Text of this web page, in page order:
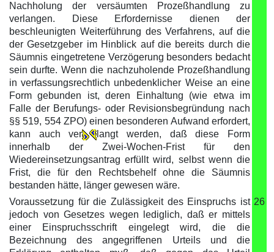
Nachholung der versäumten Prozeßhandlung zu
verlangen. Diese Erfordernisse dienen der
beschleunigten Weiterführung des Verfahrens, auf die
der Gesetzgeber im Hinblick auf die bereits durch die
Säumnis eingetretene Verzögerung besonders bedacht
sein durfte. Wenn die nachzuholende Prozeßhandlung
in verfassungsrechtlich unbedenklicher Weise an eine
Form gebunden ist, deren Einhaltung (wie etwa im
Falle der Berufungs- oder Revisionsbegründung nach
§§ 519, 554 ZPO) einen besonderen Aufwand erfordert,
kann auch ver
langt werden, daß diese Form
innerhalb der Zwei-Wochen-Frist für den
Wiedereinsetzungsantrag erfüllt wird, selbst wenn die
Frist, die für den Rechtsbehelf ohne die Säumnis
bestanden hätte, länger gewesen wäre.
Voraussetzung für die Zulässigkeit des Einspruchs ist
jedoch von Gesetzes wegen lediglich, daß er mittels
einer Einspruchsschrift eingelegt wird, die die
Bezeichnung des angegriffenen Urteils und die
26